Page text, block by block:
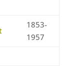
1853-
1957